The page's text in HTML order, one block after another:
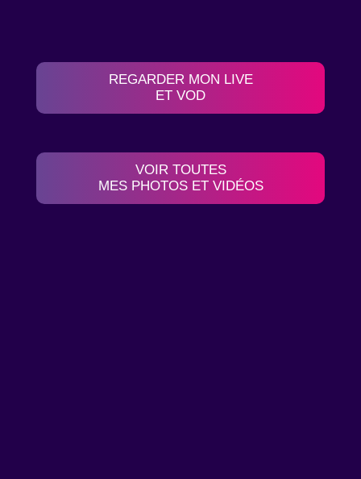
REGARDER MON LIVE
ET VOD
VOIR TOUTES
MES PHOTOS ET VIDÉOS